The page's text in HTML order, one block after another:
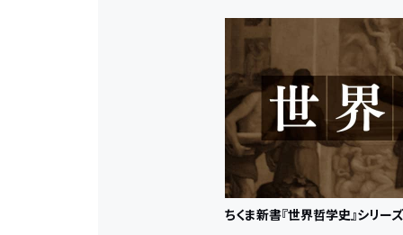
ちくま新書『世界哲学史』シリーズ